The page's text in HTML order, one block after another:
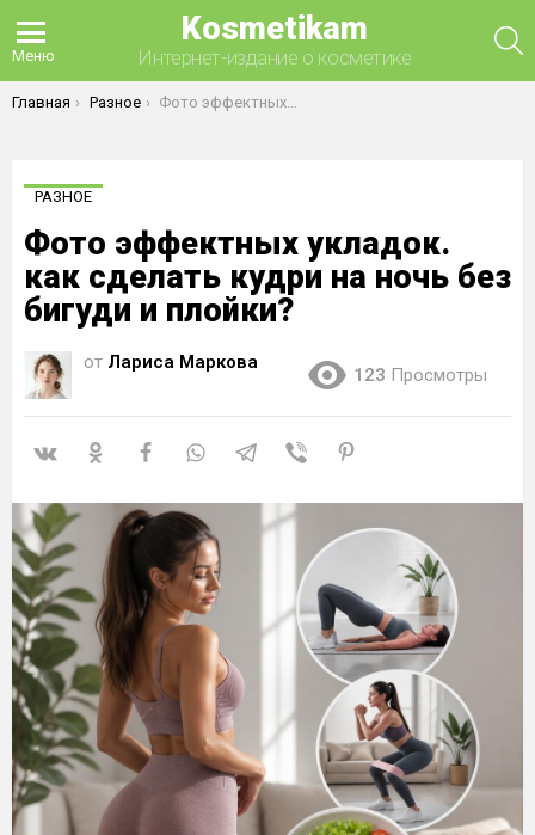
Меню
Kosmetikam
Интернет-издание о косметике
Вы здесь:
Главная Разное Фото эффектных укладок. как сделать кудри на ночь без бигуди и плойки?
РАЗНОЕ
Фото эффектных укладок.
как сделать кудри на ночь без
бигуди и плойки?
от Лариса Маркова
123 Просмотры